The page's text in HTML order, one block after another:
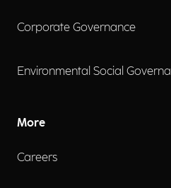
Corporate Governance
Environmental Social
More
Careers